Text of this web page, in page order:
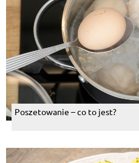
Poszetowanie – co to jest?